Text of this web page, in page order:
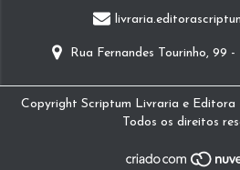
Rua Fernandes Tourinho, 99
Copyright Scriptum Livraria e Editora
Todos os direitos